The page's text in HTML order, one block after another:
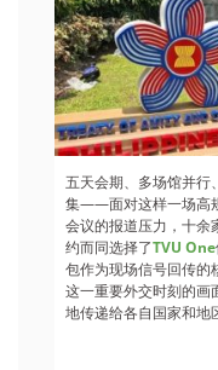
五天会期、多场馆并行
集——面对这样一场高
会议的报道压力，十余
约而同选择了TVU One
包作为现场信号回传的
这一重要外交时刻的画
地传递给各自国家和地